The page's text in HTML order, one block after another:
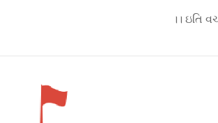
।। ઇતિ